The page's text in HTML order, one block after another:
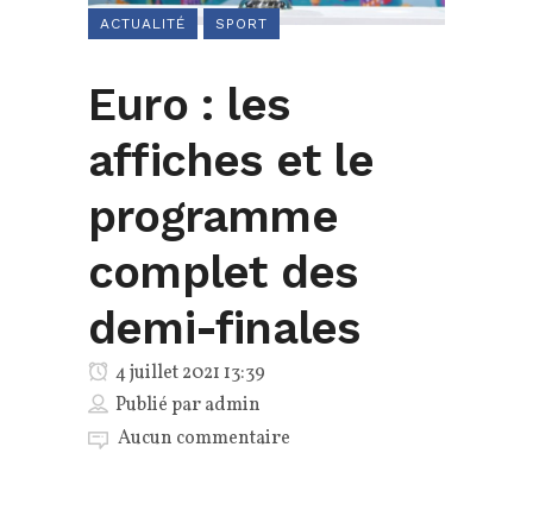
ACTUALITÉ SPORT
Euro : les
affiches et le
programme
complet des
demi-finales
4 juillet 2021 13:39
Publié paradmin
Aucun commentaire